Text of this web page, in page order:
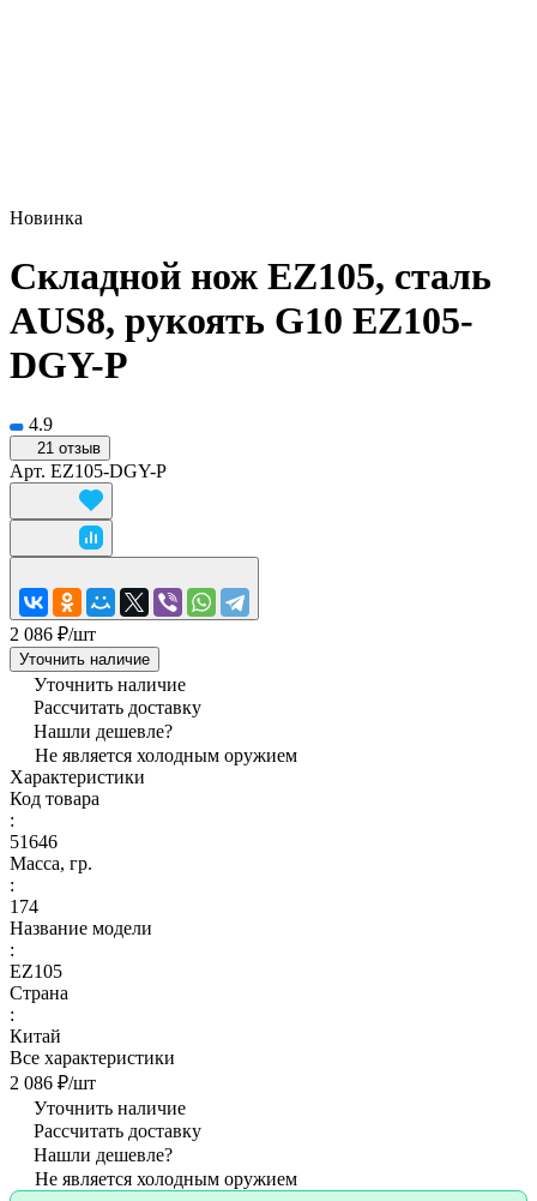
Новинка
Складной нож EZ105, сталь
AUS8, рукоять G10 EZ105-
DGY-P
4.9
21 отзыв
Арт. EZ105-DGY-P
2 086 ₽/шт
Уточнить наличие
Уточнить наличие
Рассчитать доставку
Нашли дешевле?
Не является холодным оружием
Характеристики
Код товара
:
51646
Масса, гр.
:
174
Название модели
:
EZ105
Страна
:
Китай
Все характеристики
2 086 ₽/шт
Уточнить наличие
Рассчитать доставку
Нашли дешевле?
Не является холодным оружием